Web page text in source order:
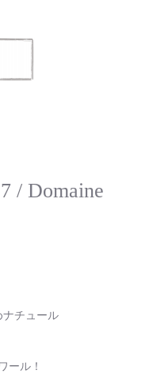
/ Domaine
チュール
ール！